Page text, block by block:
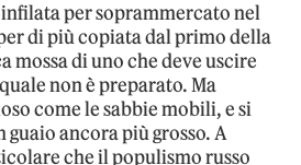
per soprammercato nel
di più copiata dal primo della
mossa di uno che deve uscire
non è preparato. Ma
come le sabbie mobili, e si
ancora più grosso. A
che il populismo russo